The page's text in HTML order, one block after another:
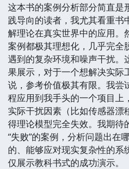
这本书的案例分析部分简直是
践导向的读者，我尤其看重书
解理论在真实世界中的应用。
案例都极其理想化，几乎完全
遇到的复杂环境和噪声干扰。
果展示，对于一个想解决实际
说，参考价值极其有限。我尝
程应用到我手头的一个项目上
实际干扰因素（比如传感器漂
得理论模型完全失效。我期待
“失败”的案例，分析问题出在
的、能够应对现实复杂性的系
仅展示教科书式的成功演示。